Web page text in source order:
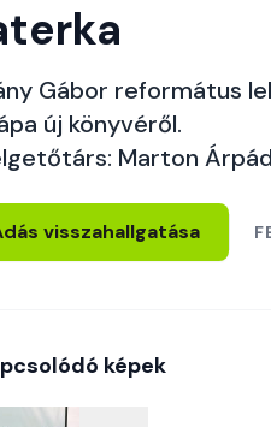
Gábor református
új könyvéről.
Marton Árpád
visszahallgatása
képek